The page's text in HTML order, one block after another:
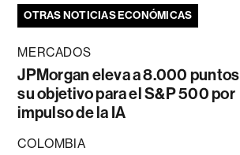
OTRAS NOTICIAS ECONÓMICAS
MERCADOS
JPMorgan eleva a 8.000 puntos
su objetivo para el S&P 500 por
impulso de la IA
COLOMBIA